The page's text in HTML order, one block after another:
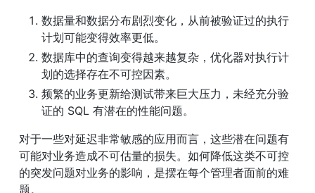
数据量和数据分布剧烈变化，从前被验证过的执行
计划可能变得效率更低。
数据库中的查询变得越来越复杂，优化器对执行计
划的选择存在不可控因素。
频繁的业务更新给测试带来巨大压力，未经充分验
证的 SQL 有潜在的性能问题。
对于一些对延迟非常敏感的应用而言，这些潜在问题有
可能对业务造成不可估量的损失。如何降低这类不可控
的突发问题对业务的影响，是摆在每个管理者面前的难
题。